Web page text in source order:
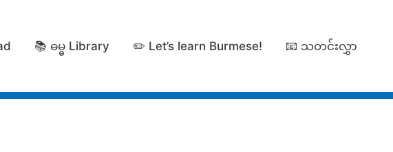
📚 ဓမ္ဓ Library ✏️ Let’s learn Burmese! 📧 သတင်းလွှာ